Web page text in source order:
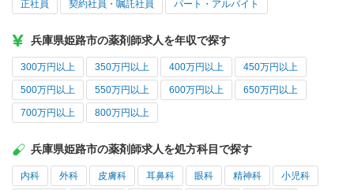
正社員 契約社員・嘱託社員 パート・アルバイト
兵庫県姫路市の薬剤師求人を年収で探す
300万円以上 350万円以上 400万円以上 450万円以上
500万円以上 550万円以上 600万円以上 650万円以上
700万円以上 800万円以上
兵庫県姫路市の薬剤師求人を処方科目で探す
内科 外科 皮膚科 耳鼻科 眼科 精神科 小児科